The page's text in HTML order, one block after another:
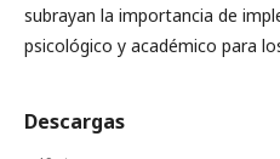
subrayan la importancia de
psicológico y académico para
Descargas